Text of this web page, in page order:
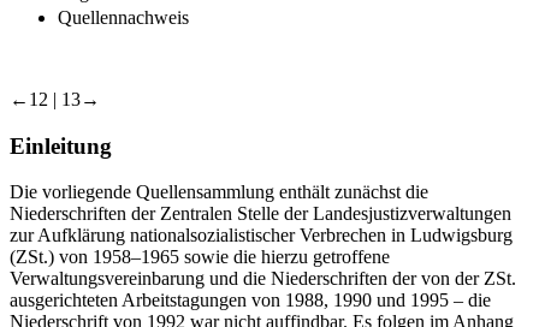
Register
Einleitung
Die vorliegende Quellensammlung enthält zunächst die
Niederschriften der Zentralen Stelle der Landesjustizverwaltungen
zur Aufklärung nationalsozialistischer Verbrechen in Ludwigsburg
(ZSt.) von 1958–1965 sowie die hierzu getroffene
Verwaltungsvereinbarung und die Niederschriften der von der ZSt.
ausgerichteten Arbeitstagungen von 1988, 1990 und 1995 – die